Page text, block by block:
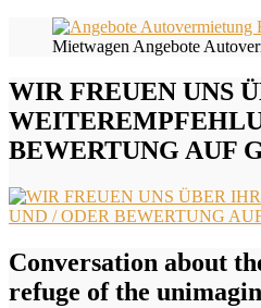
Mietwagen Angebote
WIR FREUEN UNS
BEWERTUNG AUF
Conversation about
refuge of the